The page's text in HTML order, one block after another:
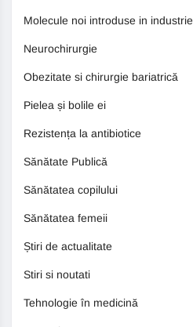
Molecule noi introduse in industrie
Neurochirurgie
Obezitate si chirurgie bariatrică
Pielea și bolile ei
Rezistența la antibiotice
Sănătate Publică
Sănătatea copilului
Sănătatea femeii
Știri de actualitate
Stiri si noutati
Tehnologie în medicină